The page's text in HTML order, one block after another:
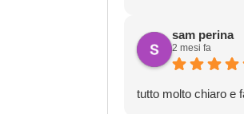
sam perina
2 mesi fa
tutto molto chiaro e